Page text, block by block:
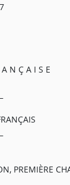
N Ç A I S E
PREMIÈRE